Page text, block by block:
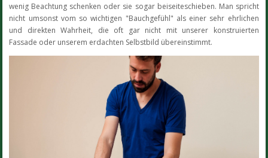
wenig Beachtung schenken oder sie sogar beiseiteschieben. Man spricht
nicht umsonst vom so wichtigen "Bauchgefühl" als einer sehr ehrlichen
und direkten Wahrheit, die oft gar nicht mit unserer konstruierten
Fassade oder unserem erdachten Selbstbild übereinstimmt.